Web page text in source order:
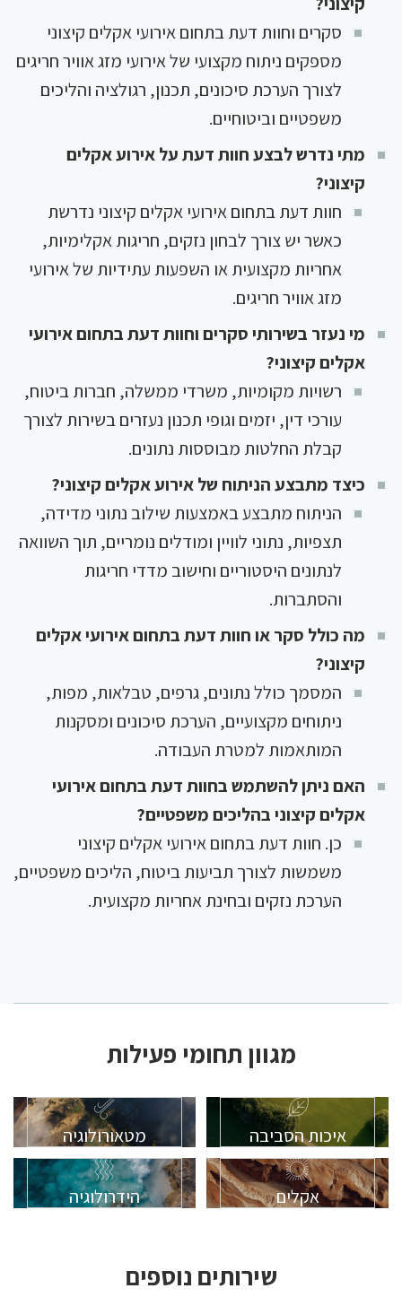
סקרים וחוות דעת בתחום אירועי אקלים קיצוני
מספקים ניתוח מקצועי של אירועי מזג אוויר חריגים
לצורך הערכת סיכונים, תכנון, רגולציה והליכים
משפטיים וביטוחיים.
מתי נדרש לבצע חוות דעת על אירוע אקלים
קיצוני?
חוות דעת בתחום אירועי אקלים קיצוני נדרשת
כאשר יש צורך לבחון נזקים, חריגות אקלימיות,
אחריות מקצועית או השפעות עתידיות של אירועי
מזג אוויר חריגים.
מי נעזר בשירותי סקרים וחוות דעת בתחום אירועי
אקלים קיצוני?
רשויות מקומיות, משרדי ממשלה, חברות ביטוח,
עורכי דין, יזמים וגופי תכנון נעזרים בשירות לצורך
קבלת החלטות מבוססות נתונים.
כיצד מתבצע הניתוח של אירוע אקלים קיצוני?
הניתוח מתבצע באמצעות שילוב נתוני מדידה,
תצפיות, נתוני לוויין ומודלים נומריים, תוך השוואה
לנתונים היסטוריים וחישוב מדדי חריגות
והסתברות.
מה כולל סקר או חוות דעת בתחום אירועי אקלים
קיצוני?
המסמך כולל נתונים, גרפים, טבלאות, מפות,
ניתוחים מקצועיים, הערכת סיכונים ומסקנות
המותאמות למטרת העבודה.
האם ניתן להשתמש בחוות דעת בתחום אירועי
אקלים קיצוני בהליכים משפטיים?
כן. חוות דעת בתחום אירועי אקלים קיצוני
משמשות לצורך תביעות ביטוח, הליכים משפטיים,
הערכת נזקים ובחינת אחריות מקצועית.
מגוון תחומי פעילות
איכות הסביבה מטאורולוגיה
אקלים הידרולוגיה
שירותים נוספים